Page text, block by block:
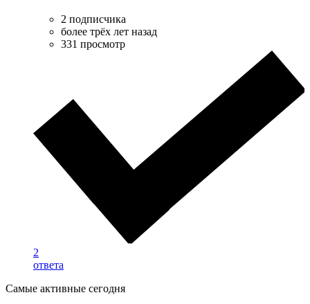
2 подписчика
более трёх лет назад
331 просмотр
2
ответа
Самые активные сегодня